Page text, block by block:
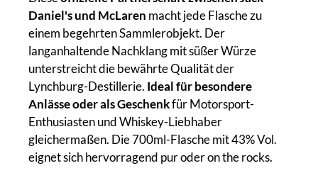
Daniel's und McLaren macht jede Flasche zu
einem begehrten Sammlerobjekt. Der
langanhaltende Nachklang mit süßer Würze
unterstreicht die bewährte Qualität der
Lynchburg-Destillerie. Ideal für besondere
Anlässe oder als Geschenkfür Motorsport-
Enthusiasten und Whiskey-Liebhaber
gleichermaßen. Die 700ml-Flasche mit 43% Vol.
eignet sich hervorragend pur oder on the rocks.